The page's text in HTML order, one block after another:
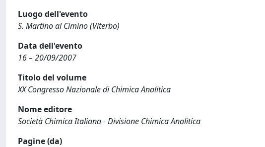
Luogo dell'evento
S. Martino al Cimino (Viterbo)
Data dell'evento
16 – 20/09/2007
Titolo del volume
XX Congresso Nazionale di Chimica Analitica
Nome editore
Società Chimica Italiana - Divisione Chimica Analitica
Pagine (da)